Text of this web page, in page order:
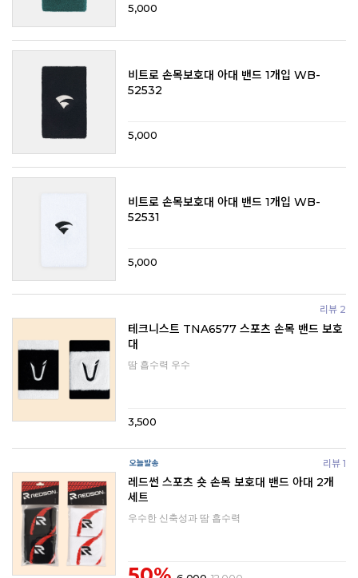
5,000
비트로 손목보호대 아대 밴드 1개입 WB-
52532
5,000
비트로 손목보호대 아대 밴드 1개입 WB-
52531
5,000
리뷰 2
테크니스트 TNA6577 스포츠 손목 밴드 보호
대
땀 흡수력 우수
3,500
리뷰 1
레드썬 스포츠 숏 손목 보호대 밴드 아대 2개
세트
우수한 신축성과 땀 흡수력